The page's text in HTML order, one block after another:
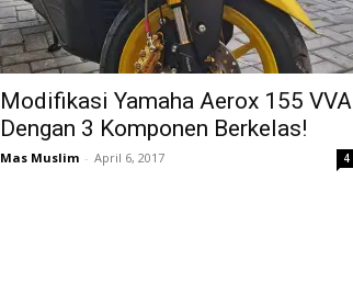
Modifikasi Yamaha Aerox 155 VVA
Dengan 3 Komponen Berkelas!
Mas Muslim - April 6, 2017 4